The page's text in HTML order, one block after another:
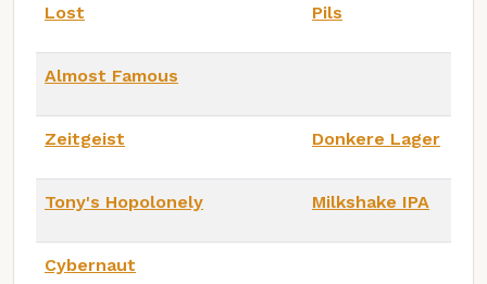
Lost Pils
Almost Famous
Zeitgeist Donkere Lager
Tony's Hopolonely Milkshake IPA
Cybernaut